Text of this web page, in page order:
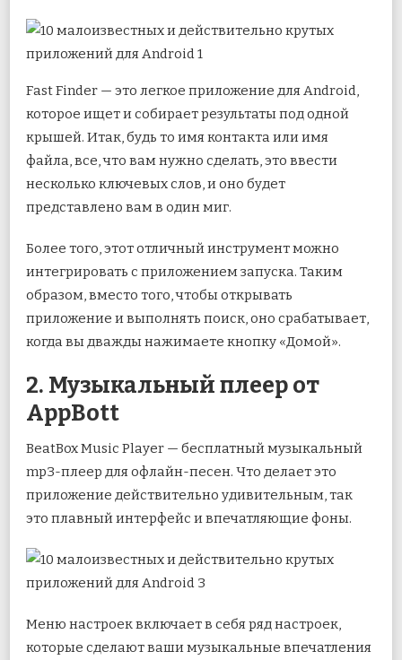
Fast Finder — это легкое приложение для Android,
которое ищет и собирает результаты под одной
крышей. Итак, будь то имя контакта или имя
файла, все, что вам нужно сделать, это ввести
несколько ключевых слов, и оно будет
представлено вам в один миг.
Более того, этот отличный инструмент можно
интегрировать с приложением запуска. Таким
образом, вместо того, чтобы открывать
приложение и выполнять поиск, оно срабатывает,
когда вы дважды нажимаете кнопку «Домой».
2. Музыкальный плеер от
AppBott
BeatBox Music Player — бесплатный музыкальный
mp3-плеер для офлайн-песен. Что делает это
приложение действительно удивительным, так
это плавный интерфейс и впечатляющие фоны.
Меню настроек включает в себя ряд настроек,
которые сделают ваши музыкальные впечатления